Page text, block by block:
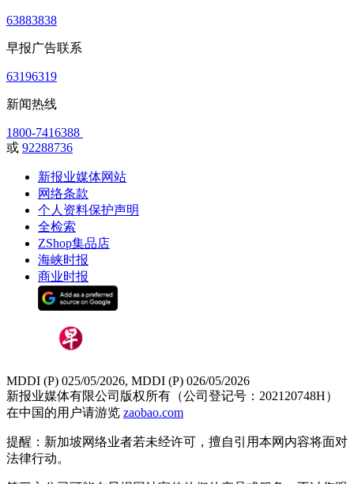
63883838
早报广告联系
63196319
新闻热线
1800-7416388
或 92288736
新报业媒体网站
网络条款
个人资料保护声明
全检索
ZShop集品店
海峡时报
商业时报
MDDI (P) 025/05/2026, MDDI (P) 026/05/2026
新报业媒体有限公司版权所有（公司登记号：202120748H）
在中国的用户请游览 zaobao.com
提醒：新加坡网络业者若未经许可，擅自引用本网内容将面对
法律行动。